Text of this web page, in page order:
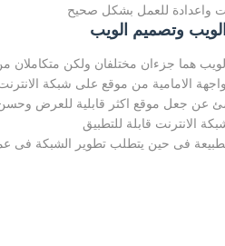
واعدادة للعمل بشكل صحيح
وتصميم الويب
هما جزءان مختلفان ولكن متكاملان
الامامية من موقع على شبكة
جعل موقع اكثر قابلية للعرض وحسن
الانترنت قابلة للتطبيق
فى حين يتطلب تطوير الشبكة فى